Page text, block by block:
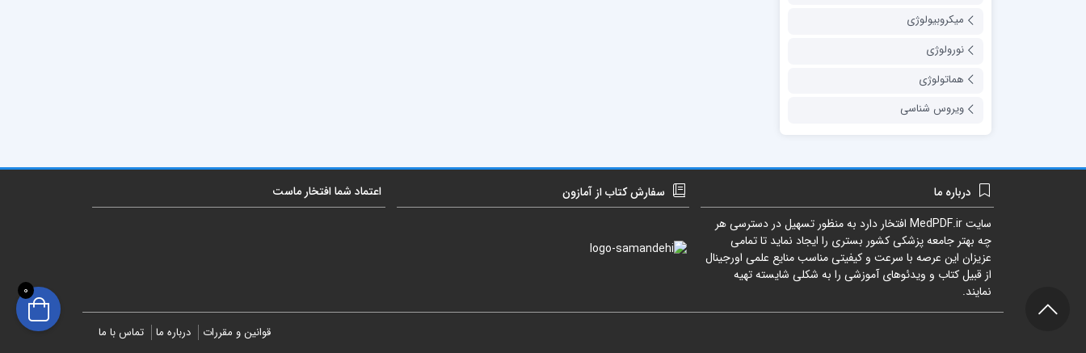
میکروبیولوژی
نورولوژی
هماتولوژی
ویروس شناسی
درباره ما
سایتMedPDF.ir افتخار دارد به منظور تسهیل در دسترسی هر
چه بهتر جامعه پزشکی کشور بستری را ایجاد نماید تا تمامی
عزیزان این عرصه با سرعت و کیفیتی مناسب منایع علمی اورجینال
از قبیل کتاب و ویدئوهای آموزشی را به شکلی شایسته تهیه
نمایند.
سفارش کتاب از آمازون اعتماد شما افتخار ماست
قوانین و مقررات درباره ما تماس با ما
0